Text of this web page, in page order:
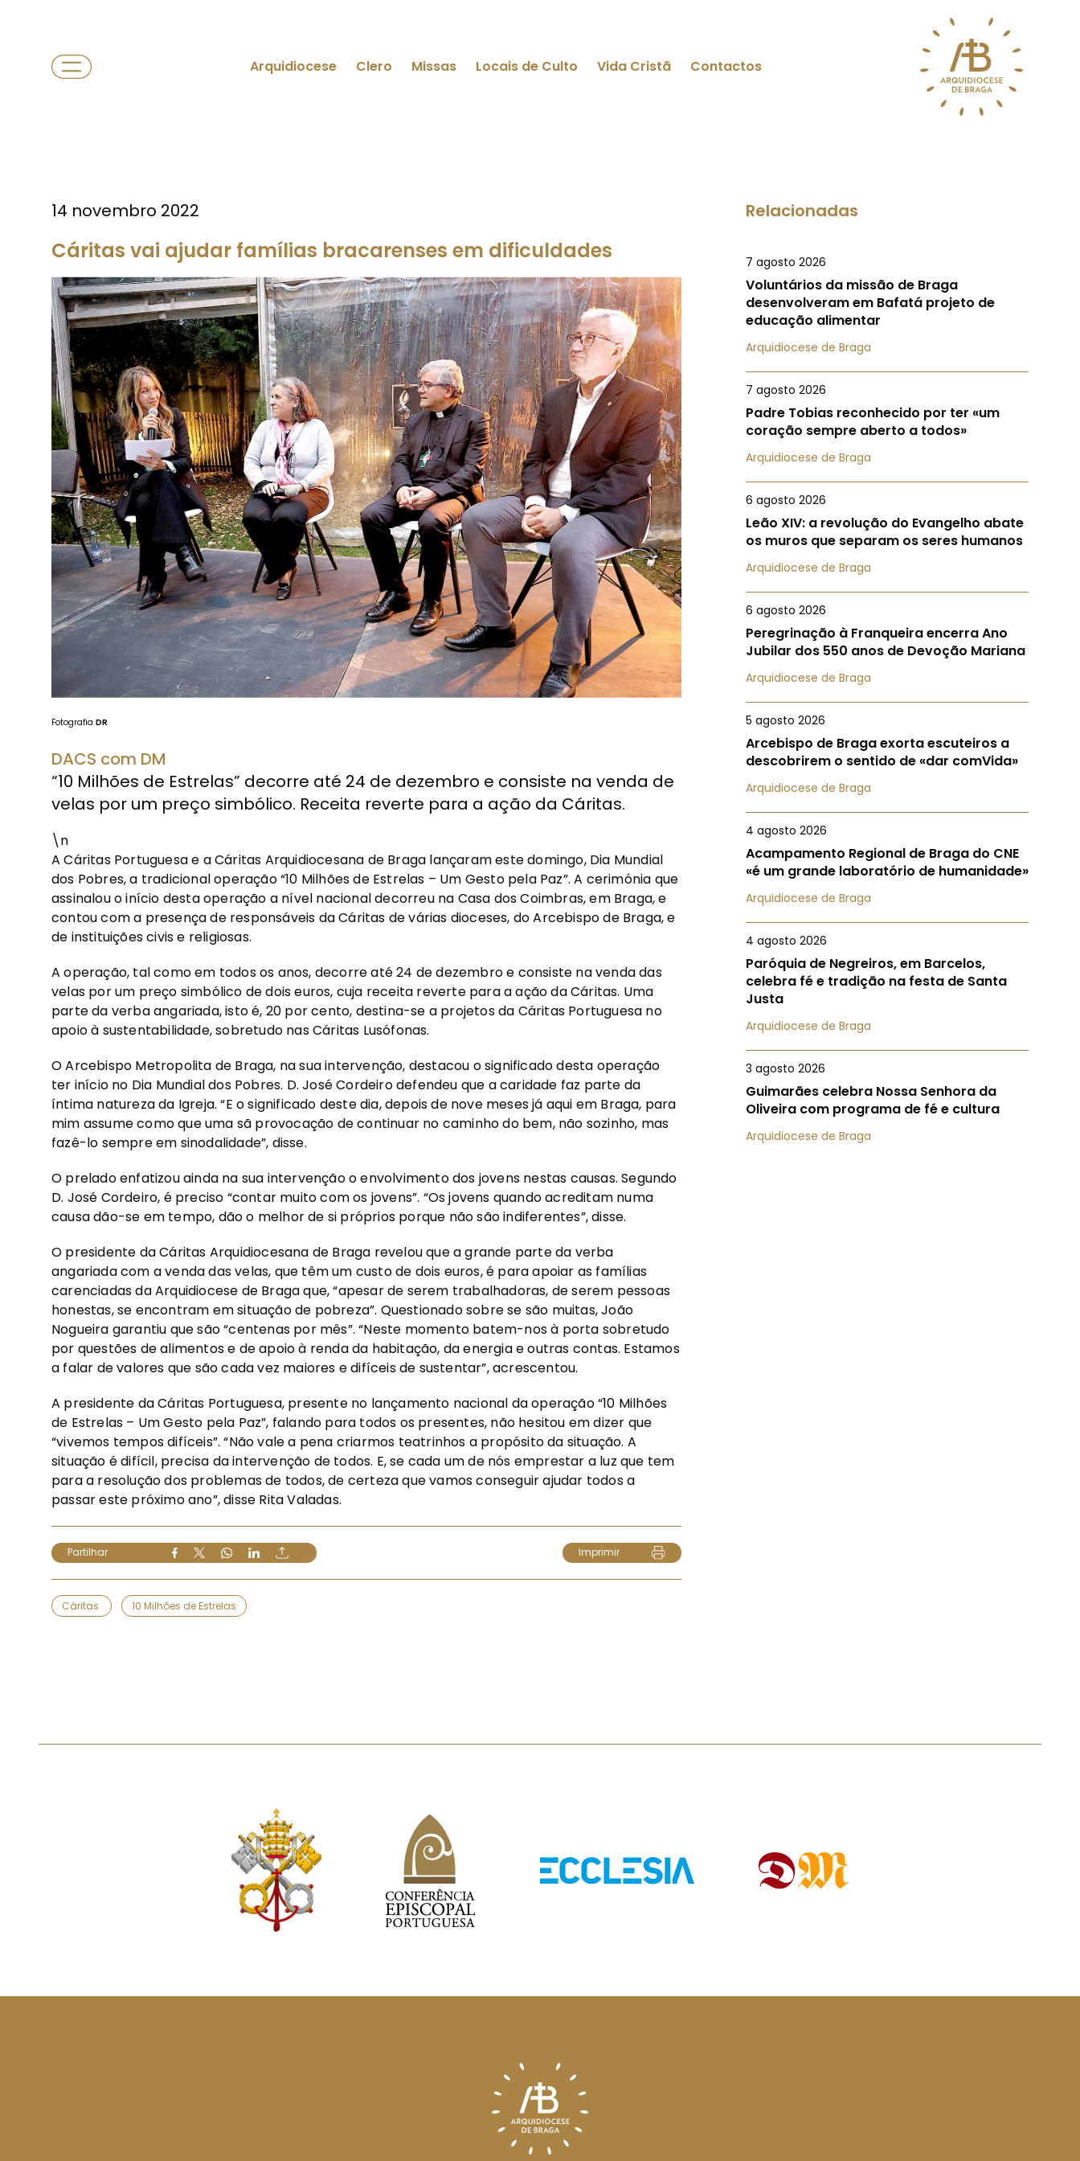
Arquidiocese Clero Missas Locais de Culto Vida Cristã Contactos
14 novembro 2022
Cáritas vai ajudar famílias bracarenses em dificuldades
Fotografia DR
DACS com DM
“10 Milhões de Estrelas” decorre até 24 de dezembro e consiste na venda de
velas por um preço simbólico. Receita reverte para a ação da Cáritas.
\n
A Cáritas Portuguesa e a Cáritas Arquidiocesana de Braga lançaram este domingo, Dia Mundial
dos Pobres, a tradicional operação “10 Milhões de Estrelas – Um Gesto pela Paz”. A cerimónia que
assinalou o início desta operação a nível nacional decorreu na Casa dos Coimbras, em Braga, e
contou com a presença de responsáveis da Cáritas de várias dioceses, do Arcebispo de Braga, e
de instituições civis e religiosas.
A operação, tal como em todos os anos, decorre até 24 de dezembro e consiste na venda das
velas por um preço simbólico de dois euros, cuja receita reverte para a ação da Cáritas. Uma
parte da verba angariada, isto é, 20 por cento, destina-se a projetos da Cáritas Portuguesa no
apoio à sustentabilidade, sobretudo nas Cáritas Lusófonas.
O Arcebispo Metropolita de Braga, na sua intervenção, destacou o significado desta operação
ter início no Dia Mundial dos Pobres. D. José Cordeiro defendeu que a caridade faz parte da
íntima natureza da Igreja. “E o significado deste dia, depois de nove meses já aqui em Braga, para
mim assume como que uma sã provocação de continuar no caminho do bem, não sozinho, mas
fazê-lo sempre em sinodalidade”, disse.
O prelado enfatizou ainda na sua intervenção o envolvimento dos jovens nestas causas. Segundo
D. José Cordeiro, é preciso “contar muito com os jovens”. “Os jovens quando acreditam numa
causa dão-se em tempo, dão o melhor de si próprios porque não são indiferentes”, disse.
O presidente da Cáritas Arquidiocesana de Braga revelou que a grande parte da verba
angariada com a venda das velas, que têm um custo de dois euros, é para apoiar as famílias
carenciadas da Arquidiocese de Braga que, “apesar de serem trabalhadoras, de serem pessoas
honestas, se encontram em situação de pobreza”. Questionado sobre se são muitas, João
Nogueira garantiu que são “centenas por mês”. “Neste momento batem-nos à porta sobretudo
por questões de alimentos e de apoio à renda da habitação, da energia e outras contas. Estamos
a falar de valores que são cada vez maiores e difíceis de sustentar”, acrescentou.
A presidente da Cáritas Portuguesa, presente no lançamento nacional da operação “10 Milhões
de Estrelas – Um Gesto pela Paz”, falando para todos os presentes, não hesitou em dizer que
“vivemos tempos difíceis”. “Não vale a pena criarmos teatrinhos a propósito da situação. A
situação é difícil, precisa da intervenção de todos. E, se cada um de nós emprestar a luz que tem
para a resolução dos problemas de todos, de certeza que vamos conseguir ajudar todos a
passar este próximo ano”, disse Rita Valadas.
Partilhar Imprimir
Cáritas 10 Milhões de Estrelas
Relacionadas
7 agosto 2026
Voluntários da missão de Braga
desenvolveram em Bafatá projeto de
educação alimentar
Arquidiocese de Braga
7 agosto 2026
Padre Tobias reconhecido por ter «um
coração sempre aberto a todos»
Arquidiocese de Braga
6 agosto 2026
Leão XIV: a revolução do Evangelho abate
os muros que separam os seres humanos
Arquidiocese de Braga
6 agosto 2026
Peregrinação à Franqueira encerra Ano
Jubilar dos 550 anos de Devoção Mariana
Arquidiocese de Braga
5 agosto 2026
Arcebispo de Braga exorta escuteiros a
descobrirem o sentido de «dar comVida»
Arquidiocese de Braga
4 agosto 2026
Acampamento Regional de Braga do CNE
«é um grande laboratório de humanidade»
Arquidiocese de Braga
4 agosto 2026
Paróquia de Negreiros, em Barcelos,
celebra fé e tradição na festa de Santa
Justa
Arquidiocese de Braga
3 agosto 2026
Guimarães celebra Nossa Senhora da
Oliveira com programa de fé e cultura
Arquidiocese de Braga